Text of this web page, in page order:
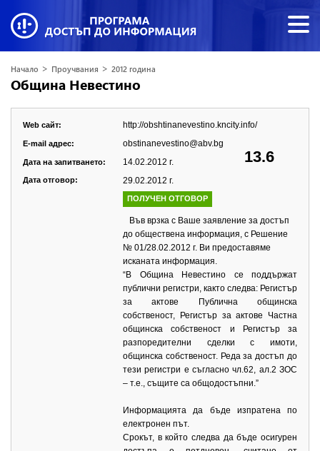
Начало > Проучвания > 2012 година
Община Невестино
13.6
Web сайт: http://obshtinanevestino.kncity.info/
E-mail адрес: obstinanevestino@abv.bg
Дата на запитването: 14.02.2012 г.
Дата отговор: 29.02.2012 г.
ПОЛУЧЕН ОТГОВОР
Във врзка с Ваше заявление за достъп
до обществена информация, с Решение
№ 01/28.02.2012 г. Ви предоставяме
исканата информация.
“В Община Невестино се поддържат
публични регистри, както следва: Регистър
за актове Публична общинска
собственост, Регистър за актове Частна
общинска собственост и Регистър за
разпоредителни сделки с имоти,
общинска собственост. Реда за достъп до
тези регистри е съгласно чл.62, ал.2 ЗОС
– т.е., същите са общодостъпни.”
Информацията да бъде изпратена по
електронен път.
Срокът, в който следва да бъде осигурен